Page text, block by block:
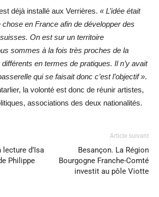
déjà installé aux Verrières. « L’idée était
en France afin de développer des
On est sur un territoire
sommes à la fois très proches de la
en termes de pratiques. Il n’y avait
qui se faisait donc c’est l’objectif ».
la volonté est donc de réunir artistes,
associations des deux nationalités.
d’Isa
Philippe
Article suivant
Besançon. La Région
Bourgogne Franche-Comté
investit au pôle Viotte